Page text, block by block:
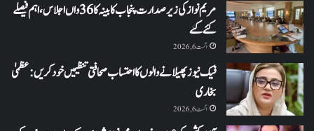
مریم نواز کی زیر صدارت پنجاب کابینہ کا 36واں اجلاس،اہم فیصلے
کئے گئے
اگست 6, 2026
فیک نیوز پھیلانے والوں کا احتساب صحافتی تنظیمیں خود کریں: عظمیٰ
بخاری
اگست 6, 2026